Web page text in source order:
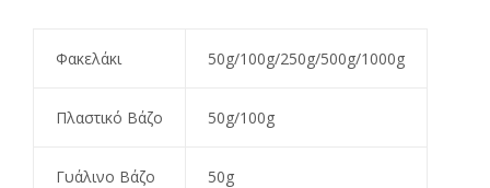
Φακελάκι 50g/100g/250g/500g/1000g
Πλαστικό Βάζο 50g/100g
Γυάλινο Βάζο 50g